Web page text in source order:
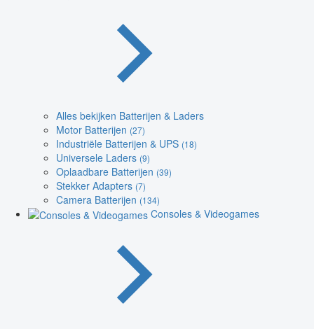
Alles bekijken Batterijen & Laders
Motor Batterijen (27)
Industriële Batterijen & UPS (18)
Universele Laders (9)
Oplaadbare Batterijen (39)
Stekker Adapters (7)
Camera Batterijen (134)
Consoles & Videogames